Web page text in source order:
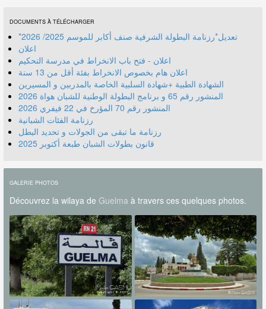
DOCUMENTS À TÉLÉCHARGER
*تعديل*رزنامة البطولة الشرفية صنف أكابر للموسم 2025/ 2026
اعلان
اعلان - فتح باب الانخراط في مدرسة التحكيم
اعلان هام بخصوص الانخراط بفئة أقل من 13 سنة
الشهادة الطبية +شهادة السلبية الخاصة بالمدربين و المسيرين
المنشور رقم 70 المؤرخ في 22 فيفري 2026
رزنامة الفئات الشبانية
رزنامة ما تبقى من الجولات و تحديد البطل
قانون بطولات الشبان طبعة أكتوبر 2025
GALERIE PHOTOS
Découvrez la wilaya de Guelmaà travers ces quelques photos.